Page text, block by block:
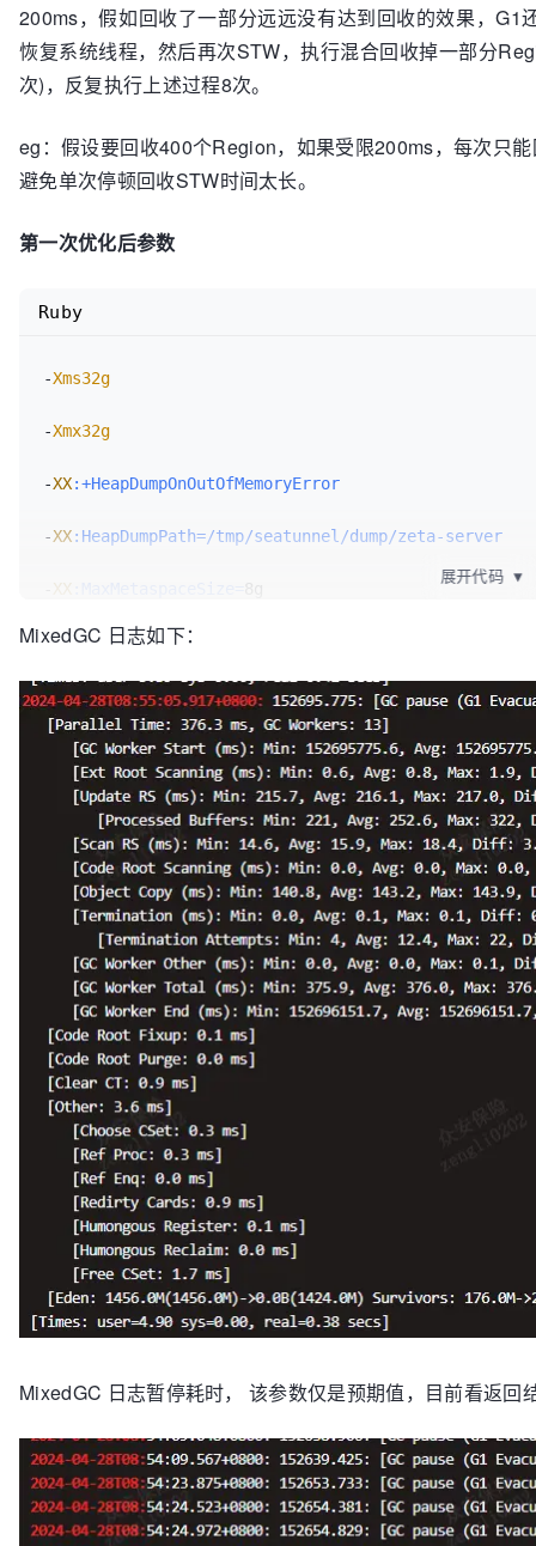
200ms，假如回收了一部分远远没有达到回收的效果，
恢复系统线程，然后再次STW，执行混合回收掉一部分
次)，反复执行上述过程8次。
eg：假设要回收400个Region，如果受限200ms，每次只
避免单次停顿回收STW时间太长。
第一次优化后参数
-Xms32g
-Xmx32g
-XX:+HeapDumpOnOutOfMemoryError
-XX:HeapDumpPath=/tmp/seatunnel/dump/zeta-server
XX
-XX:+UseG1GC
-XX:+PrintGCDetails
Xloggc:/alidata1/za-seatunnel/logs/gc .log
:+PrintGCDateStamps
:MaxGCPauseMillis=5000
Ruby
展开代码 ▼
MixedGC 日志如下：
MixedGC 日志暂停耗时， 该参数仅是预期值，目前看返回